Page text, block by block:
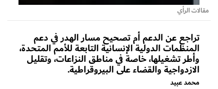
مقالات الرأي
تراجع عن الدعم أم تصحيح مسار الهدر في دعم
المنظمات الدولية الإنسانية التابعة للأمم المتحدة،
وأطر تشغيلها، خاصة في مناطق النزاعات، وتقليل
الازدواجية والقضاء على البيروقراطية.
محمد عبيد